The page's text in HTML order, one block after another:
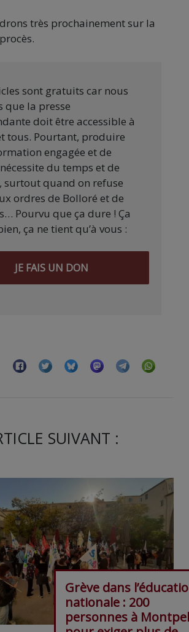
très prochainement sur la
sont gratuits car nous
que la presse
doit être accessible à
tous. Pourtant, produire
engagée et de
du temps et de
surtout quand on refuse
ordres de Bolloré et de
Pourvu que ça dure ! Ça
ça ne tient qu’à vous :
JE FAIS UN DON
SUIVANT :
Grève dans
nationale : 200
personnes à